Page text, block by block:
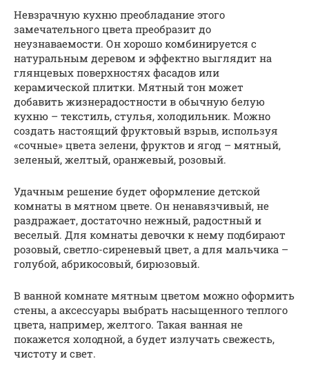
Невзрачную кухню преобладание этого
замечательного цвета преобразит до
неузнаваемости. Он хорошо комбинируется с
натуральным деревом и эффектно выглядит на
глянцевых поверхностях фасадов или
керамической плитки. Мятный тон может
добавить жизнерадостности в обычную белую
кухню – текстиль, стулья, холодильник. Можно
создать настоящий фруктовый взрыв, используя
«сочные» цвета зелени, фруктов и ягод – мятный,
зеленый, желтый, оранжевый, розовый.
Удачным решение будет оформление детской
комнаты в мятном цвете. Он ненавязчивый, не
раздражает, достаточно нежный, радостный и
веселый. Для комнаты девочки к нему подбирают
розовый, светло-сиреневый цвет, а для мальчика –
голубой, абрикосовый, бирюзовый.
В ванной комнате мятным цветом можно оформить
стены, а аксессуары выбрать насыщенного теплого
цвета, например, желтого. Такая ванная не
покажется холодной, а будет излучать свежесть,
чистоту и свет.